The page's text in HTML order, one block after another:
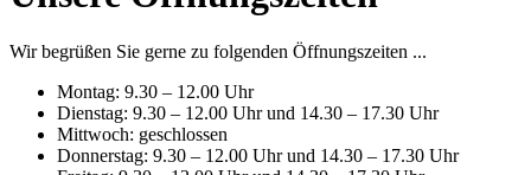
Wir begrüßen Sie gerne zu folgenden Öffnungszeiten ...
Montag: 9.30 – 12.00 Uhr
Dienstag: 9.30 – 12.00 Uhr und 14.30 – 17.30 Uhr
Mittwoch: geschlossen
Donnerstag: 9.30 – 12.00 Uhr und 14.30 – 17.30 Uhr